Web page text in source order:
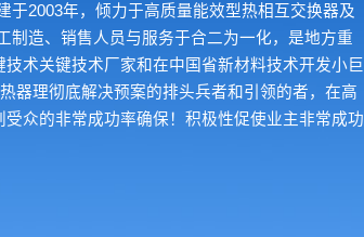
于2003年，倾力于高质量能效型热相互交换器及
制造、销售人员与服务于合二为一化，是地方重
术关键技术厂家和在中国省新材料技术开发小巨
器理彻底解决预案的排头兵者和引领的者，在高
众的非常成功率确保！积极性促使业主非常成功